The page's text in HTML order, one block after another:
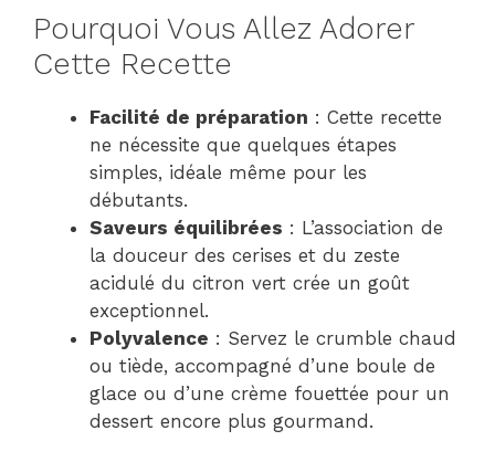
Pourquoi Vous Allez Adorer
Cette Recette
Facilité de préparation : Cette recette
ne nécessite que quelques étapes
simples, idéale même pour les
débutants.
Saveurs équilibrées : L’association de
la douceur des cerises et du zeste
acidulé du citron vert crée un goût
exceptionnel.
Polyvalence : Servez le crumble chaud
ou tiède, accompagné d’une boule de
glace ou d’une crème fouettée pour un
dessert encore plus gourmand.